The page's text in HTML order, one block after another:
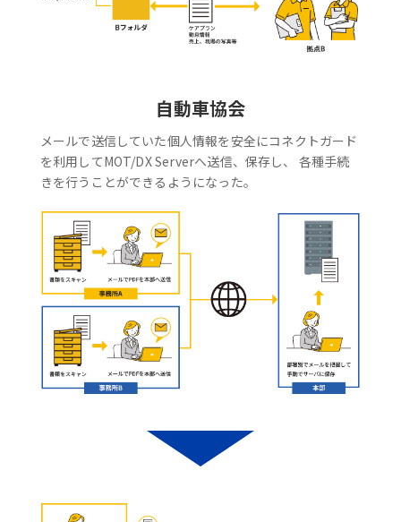
自動車協会
メールで送信していた個人情報を安全にコネクトガード
を利用してMOT/DX Serverへ送信、保存し、 各種手続
きを行うことができるようになった。